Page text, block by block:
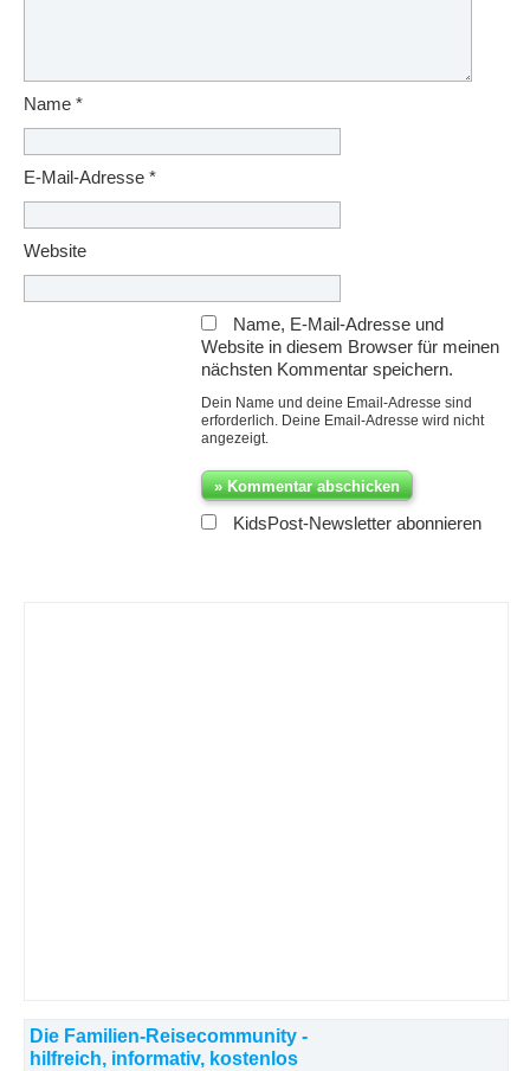
Name *
E-Mail-Adresse *
Website
Name, E-Mail-Adresse und
Website in diesem Browser für meinen
nächsten Kommentar speichern.
Dein Name und deine Email-Adresse sind
erforderlich. Deine Email-Adresse wird nicht
angezeigt.
KidsPost-Newsletter abonnieren
Die Familien-Reisecommunity -
hilfreich, informativ, kostenlos